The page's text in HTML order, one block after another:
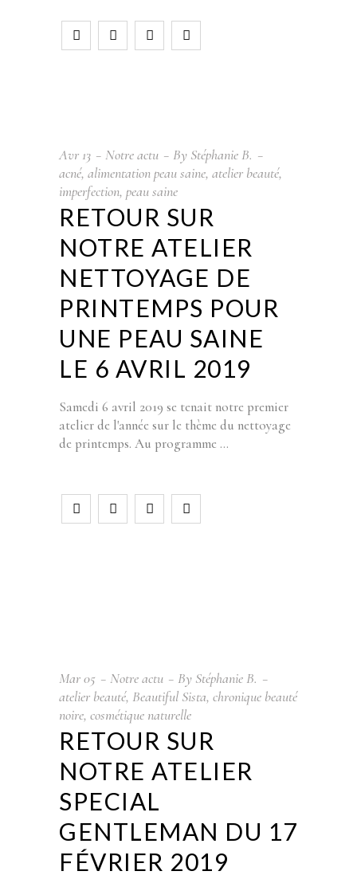
Avr 13 Notre actu By Stéphanie B.
acné, alimentation peau saine, atelier beauté,
imperfection, peau saine
RETOUR SUR
NOTRE ATELIER
NETTOYAGE DE
PRINTEMPS POUR
UNE PEAU SAINE
LE 6 AVRIL 2019
Samedi 6 avril 2019 se tenait notre premier
atelier de l'année sur le thème du nettoyage
de printemps. Au programme
Mar05 Notre actu By Stéphanie B.
atelier beauté, Beautiful Sista, chronique beauté
noire, cosmétique naturelle
RETOUR SUR
NOTRE ATELIER
SPECIAL
GENTLEMAN DU 17
FÉVRIER 2019